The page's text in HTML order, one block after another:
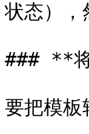
状态）
### **
要把模板